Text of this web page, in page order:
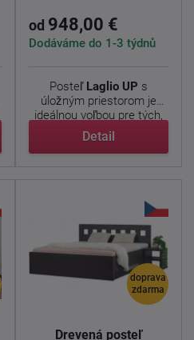
od 948,00 €
Dodáváme do 1-3 týdnů
Posteľ Laglio UP s
úložným priestorom je
ideálnou voľbou pre tých,
...
Detail
doprava
zdarma
Drevená posteľ